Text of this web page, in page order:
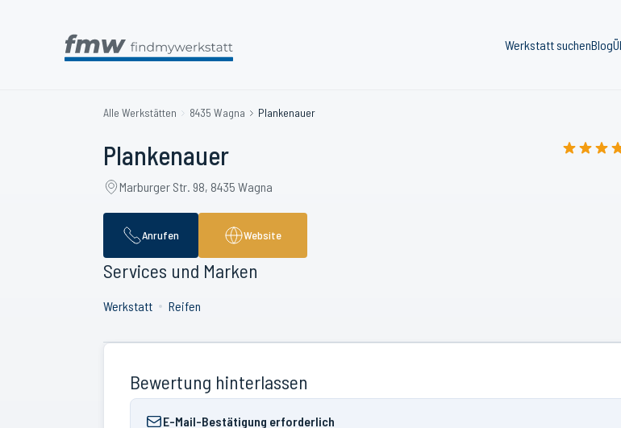
Werkstatt suchenBlog
Alle Werkstätten 8435 Wagna Plankenauer
Plankenauer
Marburger Str. 98, 8435 Wagna
Anrufen Website
Services und Marken
Werkstatt Reifen
Bewertung hinterlassen
E-Mail-Bestätigung erforderlich